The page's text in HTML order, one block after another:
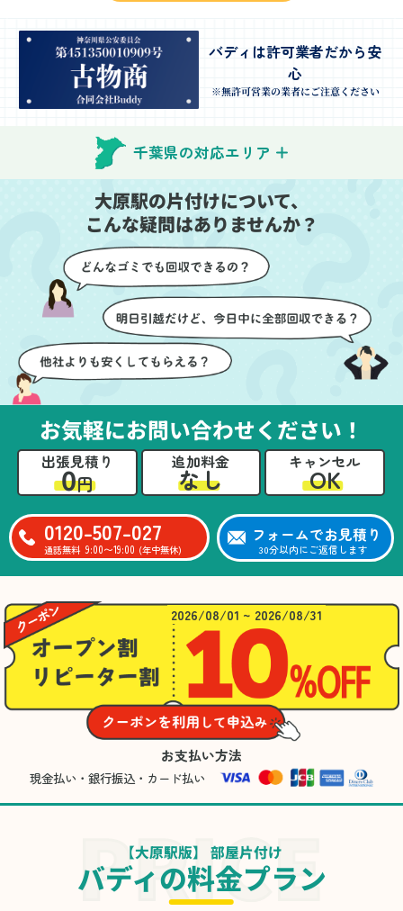
んが手際よく片付けてく
れたので、部屋が驚くほ
どスッキリしました。自
分では手が回らなかった
場所も含め、プロの力を
実感しました。
特に、物が散乱していた
部屋の整理や、細かなア
イテムの仕分けを迅速か
つ丁寧に対応していただ
けたのがありがたかった
です。家族それぞれが必
要なものを確認しながら
進めることができ、安心
感を持って作業をお任せ
できました。さらに、作
業終了後には部屋全体を
清掃していただき、まる
で新しい家のような清潔
感に感動しました。
きました。
当日は2名のスタッフが来
てくださり、作業の流れ
ちらも安心感を持って作
壁や床を傷つけないよう
に細心の注意を払ってい
ただき、家全体がスムー
ズに片付いていくのがと
ても嬉しかったです。作
業が終わった後には、こ
ちらからお願いしなくて
も部屋を簡単に清掃して
いただけたのも好印象で
した。
いても教えていただき、
今後の片付けにも役立つ
知識が増えました。また
何かあれば、ぜひお願い
心のこもったサービスを
ありがとうございまし
た。
バディは許可業者だから安
心
※無許可営業の業者にご注意ください
千葉県の対応エリア
大原駅の片付けについて、
こんな疑問はありませんか？
お気軽にお問い合わせください！
出張見積り
0円
追加料金
なし
キャンセル
OK
0120-507-027
通話無料 9:00〜19:00 (年中無休)
フォームでお見積り
30分以内にご返信します
2026/08/01 ~ 2026/08/31
お支払い方法
現金払い・銀行振込・カード払い
【大原駅版】 部屋片付け
バディの料金プラン